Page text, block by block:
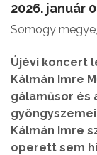
2026. január
Somogy
Újévi koncert
Kálmán Imre
gálaműsor és
Kálmán Imre
operett sem